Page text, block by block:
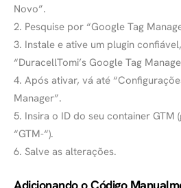
Novo”.
2. Pesquise por “Google Tag
3. Instale e ative um plugin
“DuracellTomi’s Google Tag
4. Após ativar, vá até
Manager”.
5. Insira o ID do seu container GTM
“GTM-“).
6. Salve as alterações.
Adicionando o Código